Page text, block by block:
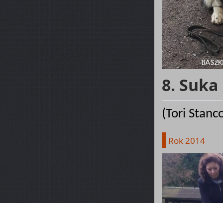
8.
(Tori
Rok 2014